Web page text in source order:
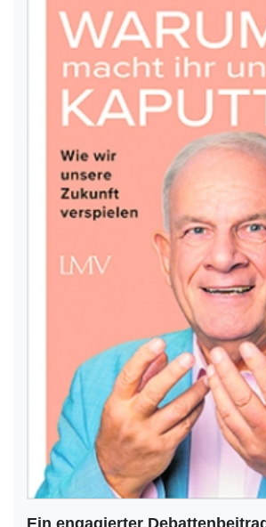
Ein engagierter